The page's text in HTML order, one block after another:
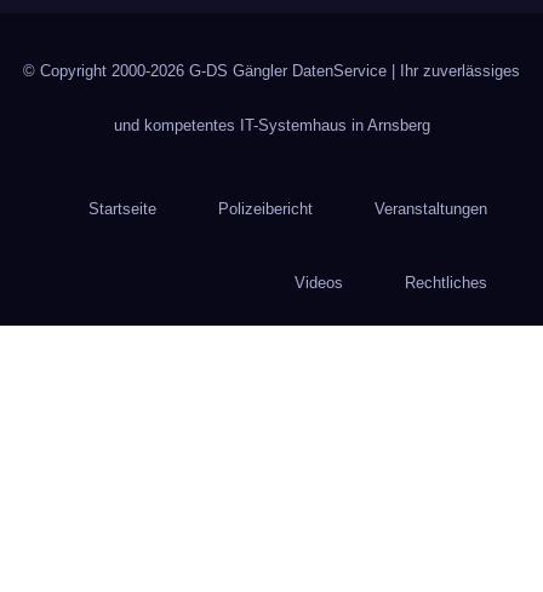
© Copyright 2000-2026 G-DS Gängler DatenService | Ihr zuverlässiges
und kompetentes IT-Systemhaus in Arnsberg
Startseite Polizeibericht Veranstaltungen
Videos Rechtliches